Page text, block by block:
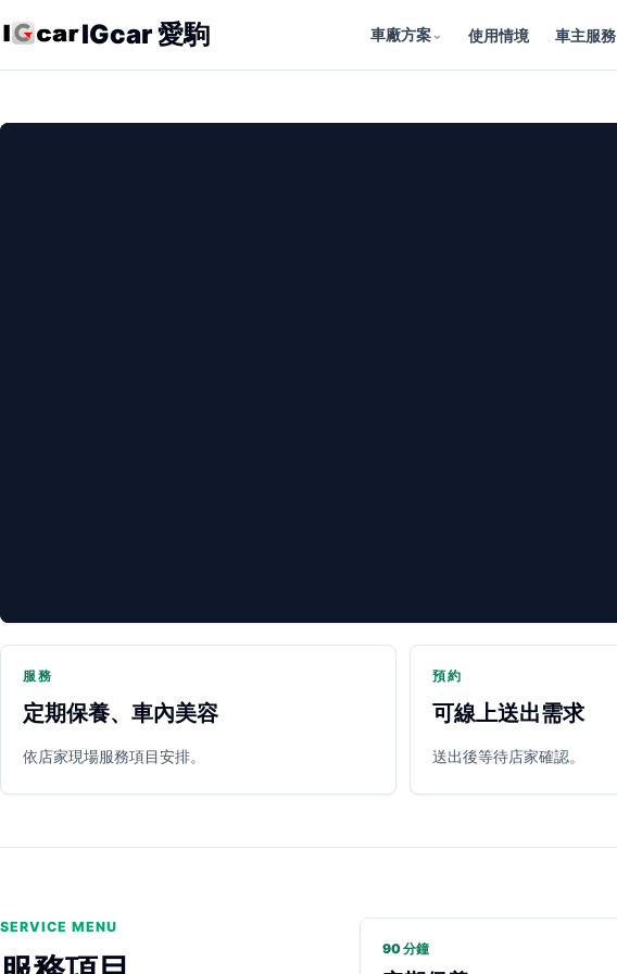
IGcar 愛駒 車廠方案⌄ 使用情境 車主服務
服務
定期保養、車內美容
依店家現場服務項目安排。
預約
可線上送出需求
送出後等待店家確認。
SERVICE MENU
90 分鐘